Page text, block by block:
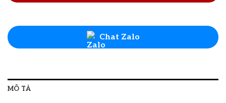
Chat Zalo
MÔ TẢ